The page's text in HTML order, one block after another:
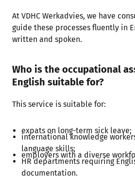
At VDHC Werkadvies, we have
guide these processes fluently in
written and spoken.
Who is the occupational
English suitable for?
This service is suitable for:
expats on long-term sick leave;
international knowledge
language skills;
employers with a diverse
HR departments requiring
documentation.